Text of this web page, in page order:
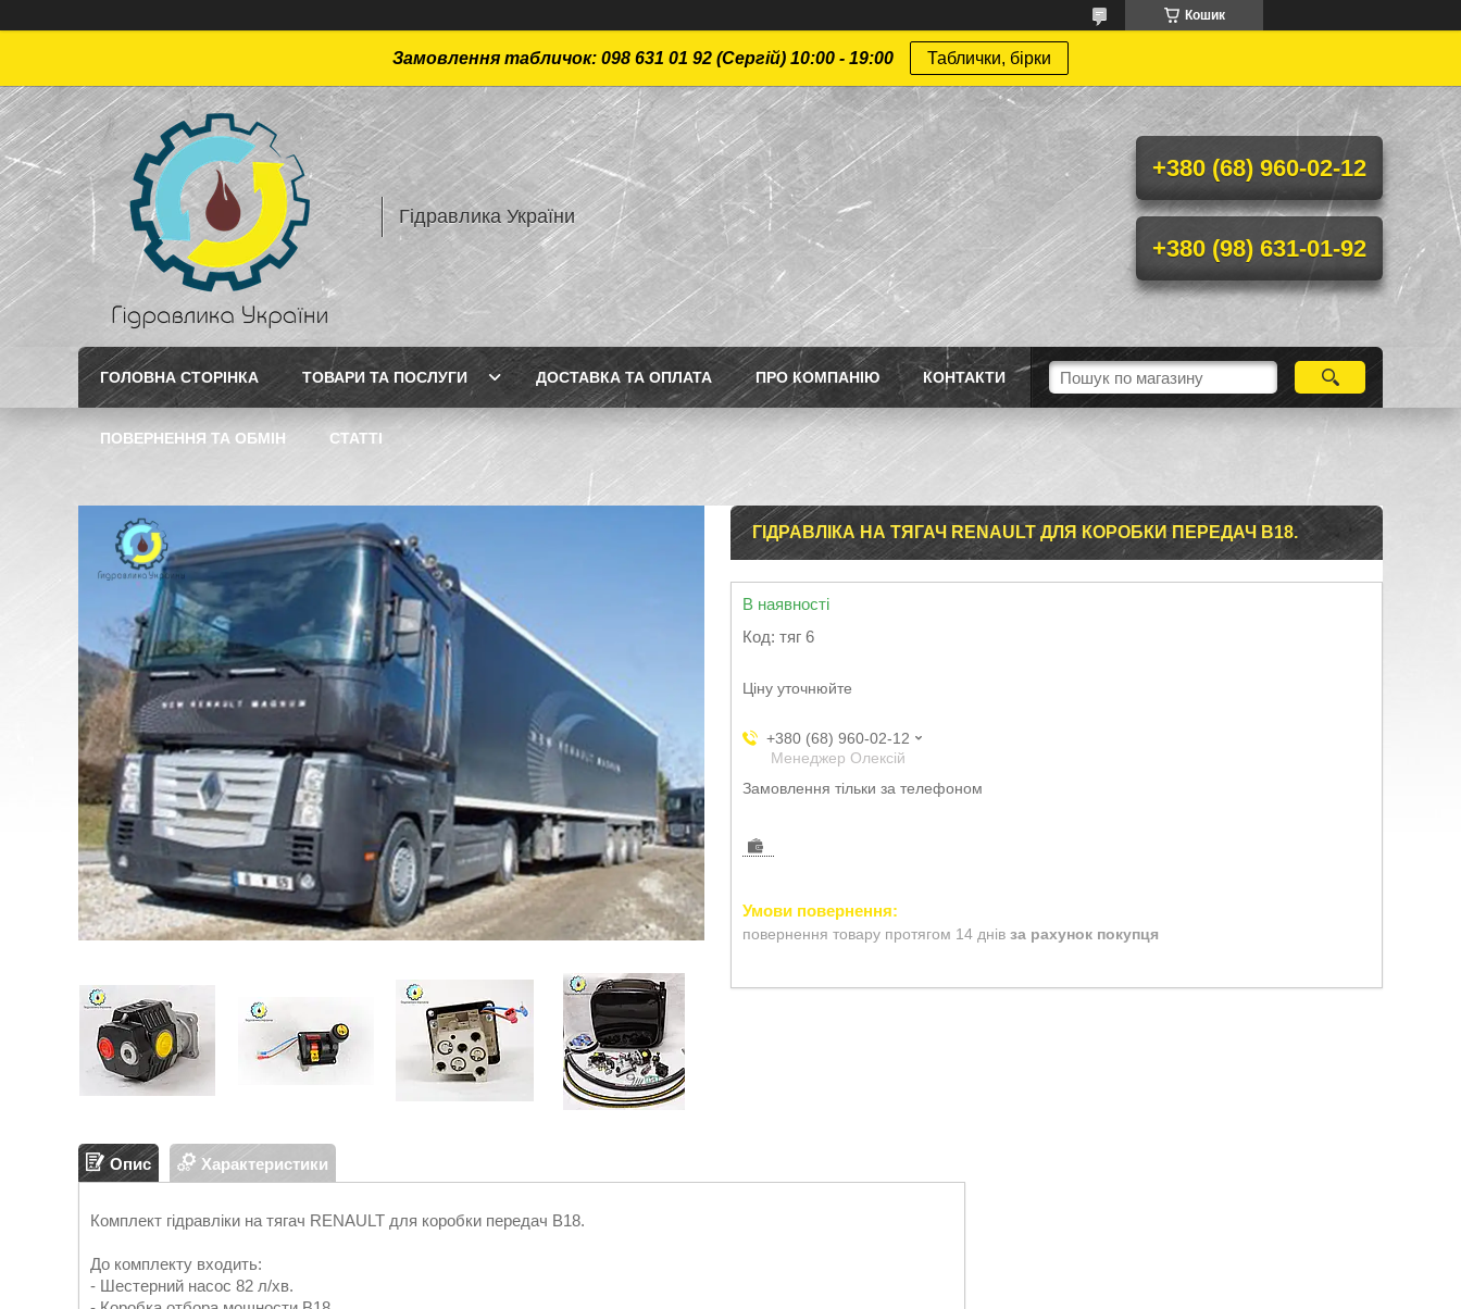
Кошик
Замовлення табличок: 098 631 01 92 (Сергій) 10:00 - 19:00 Таблички, бірки
Гідравлика України
+380 (68) 960-02-12
+380 (98) 631-01-92
ГОЛОВНА СТОРІНКА ТОВАРИ ТА ПОСЛУГИ ДОСТАВКА ТА ОПЛАТА ПРО КОМПАНІЮ КОНТАКТИ
ПОВЕРНЕННЯ ТА ОБМІН СТАТТI
ГІДРАВЛІКА НА ТЯГАЧ RENAULT ДЛЯ КОРОБКИ ПЕРЕДАЧ B18.
В наявності
Код: тяг 6
Ціну уточнюйте
+380 (68) 960-02-12
Менеджер Олексій
Замовлення тільки за телефоном
повернення товару протягом 14 днів за рахунок покупця
Опис Характеристики
Комплект гідравліки на тягач RENAULT для коробки передач B18.
До комплекту входить:
- Шестерний насос 82 л/хв.